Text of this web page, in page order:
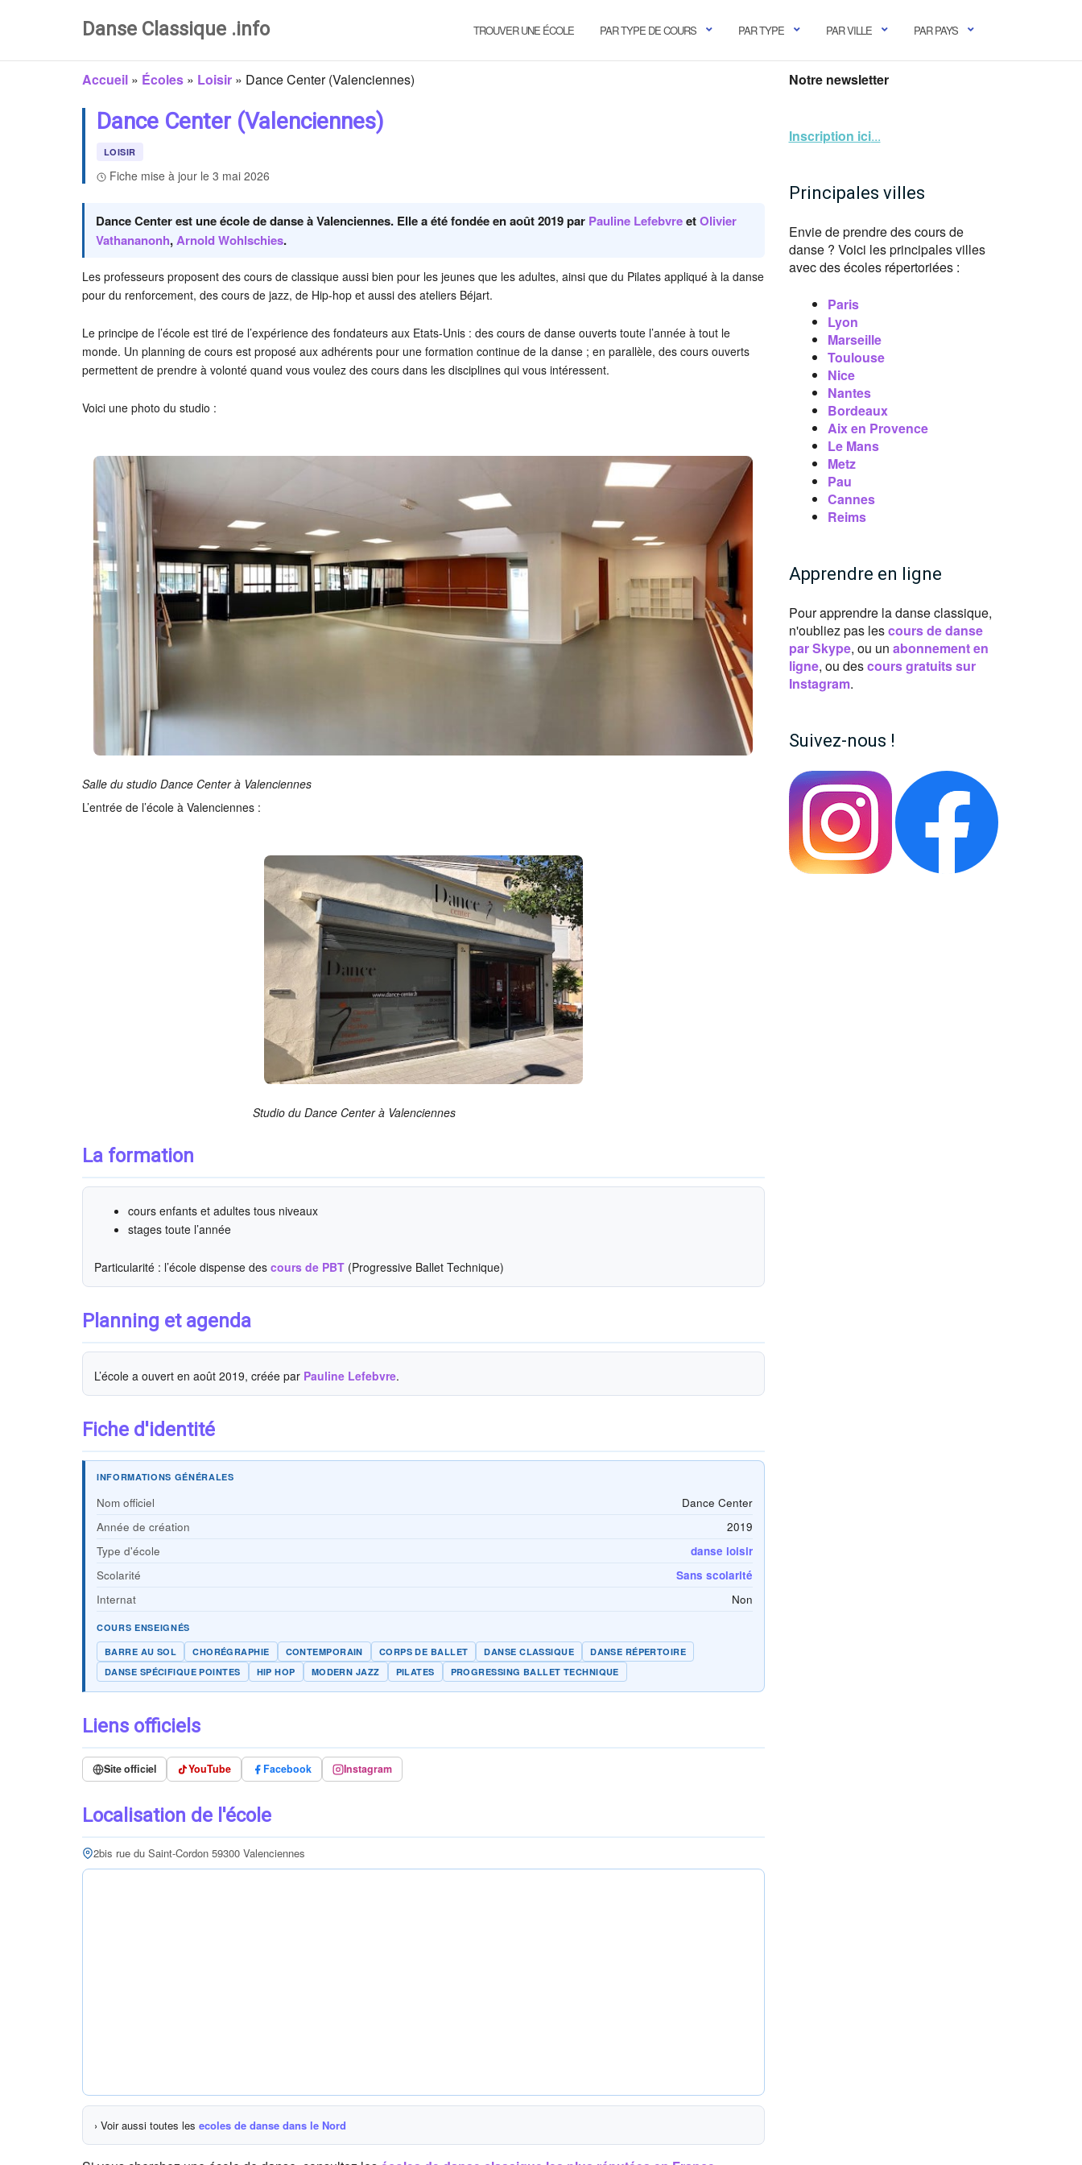
Danse Classique .info TROUVER UNE ÉCOLE PAR TYPE DE COURS PAR TYPE PAR VILLE PAR PAYS
Accueil » Écoles » Loisir » Dance Center (Valenciennes)
Dance Center (Valenciennes)
LOISIR
Fiche mise à jour le 3 mai 2026
Dance Center est une école de danse à Valenciennes. Elle a été fondée en août 2019 par Pauline LefebvreetOlivier
Vathananonh,Arnold Wohlschies.
Les professeurs proposent des cours de classique aussi bien pour les jeunes que les adultes, ainsi que du Pilates appliqué à la danse
pour du renforcement, des cours de jazz, de Hip-hop et aussi des ateliers Béjart.
Le principe de l’école est tiré de l’expérience des fondateurs aux Etats-Unis : des cours de danse ouverts toute l’année à tout le
monde. Un planning de cours est proposé aux adhérents pour une formation continue de la danse ; en parallèle, des cours ouverts
permettent de prendre à volonté quand vous voulez des cours dans les disciplines qui vous intéressent.
Voici une photo du studio :
Salle du studio Dance Center à Valenciennes
L’entrée de l’école à Valenciennes :
Studio du Dance Center à Valenciennes
La formation
cours enfants et adultes tous niveaux
stages toute l’année
Particularité : l’école dispense des cours de PBT (Progressive Ballet Technique)
Planning et agenda
L’école a ouvert en août 2019, créée par Pauline Lefebvre.
Fiche d'identité
INFORMATIONS GÉNÉRALES
Nom officiel
Dance Center
Année de création
2019
Type d'école
danse loisir
Scolarité
Sans scolarité
Internat
Non
COURS ENSEIGNÉS
BARRE AU SOL
CHORÉGRAPHIE CONTEMPORAIN CORPS DE BALLET DANSE CLASSIQUE
DANSE RÉPERTOIRE
DANSE SPÉCIFIQUE POINTES
HIP HOP MODERN JAZZ PILATES PROGRESSING BALLET TECHNIQUE
Liens officiels
Site officiel YouTube Facebook Instagram
Localisation de l'école
2bis rue du Saint-Cordon 59300 Valenciennes
› Voir aussi toutes les ecoles de danse dans le Nord
Notre newsletter
Inscription ici...
Principales villes
Envie de prendre des cours de
danse ? Voici les principales villes
avec des écoles répertoriées :
Paris
Lyon
Marseille
Toulouse
Nice
Nantes
Bordeaux
Aix en Provence
Le Mans
Metz
Pau
Cannes
Reims
Apprendre en ligne
Pour apprendre la danse classique,
n'oubliez pas lescours de danse
par Skype, ou un abonnement en
ligne, ou descours gratuits sur
Instagram.
Suivez-nous !